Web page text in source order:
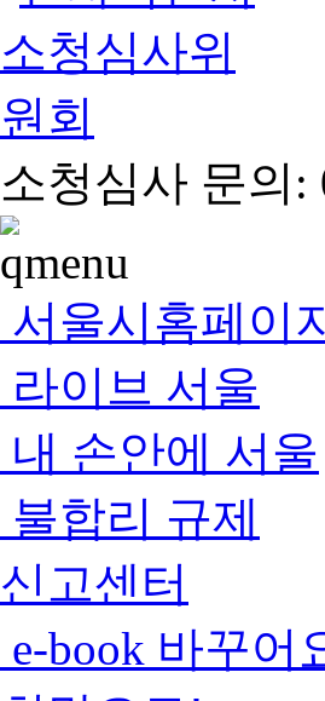
소청심사 문의:
서울시홈페이
라이브 서울
내 손안에 서울
불합리 규제
신고센터
e-book 바꾸어